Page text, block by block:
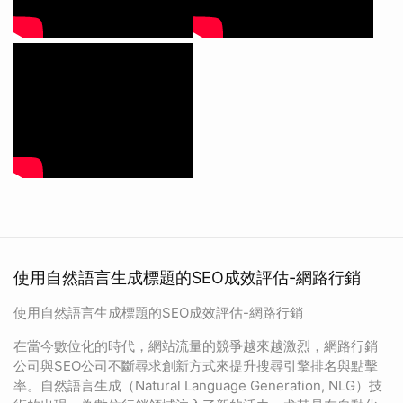
使用自然語言生成標題的SEO成效評估-網路行銷
使用自然語言生成標題的SEO成效評估-網路行銷
在當今數位化的時代，網站流量的競爭越來越激烈，網路行銷
公司與SEO公司不斷尋求創新方式來提升搜尋引擎排名與點擊
率。自然語言生成（Natural Language Generation, NLG）技